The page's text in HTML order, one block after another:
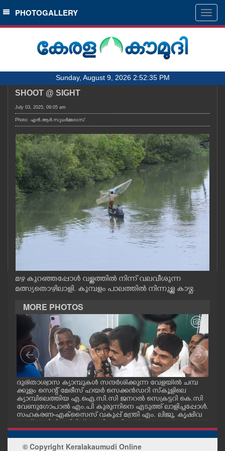
SECTIONS
HOME
NOTIFIED NEWS
KERALA
LOCAL
OBITUARY
NEWS 360
CASE DIARY
OPINION
PHOTOS
LIFESTYLE
SPIRITUAL
INFO+
ART
PHOTOGALLERY
Sunday, August 9, 2026 2:52:35 PM
SHOOT @ SIGHT
July 03, 2025, 09:05 am
Photo: എൻ.ആർ.സുധർമ്മദാസ്
മഴ കുറഞ്ഞപ്പോൾ വള്ളത്തിൽ നിന്ന് വലവീശുന്ന
മത്സ്യതൊഴിലാളി. കുമ്പളം പാലത്തിൽ നിന്നുള്ള കാഴ്ച.
MORE PHOTOS
ദുരിതാശ്വാസ ക്യാമ്പുകൾ സന്ദർശിക്കുന്ന വേളയിൽ ചമ്പ
ക്കുളം സെന്റ് മേരീസ് ഹയർ സെക്കൻഡറി സ്കൂളിലെ
ക്യാമ്പിലെത്തിയ എ.ഐ.സി.സി ജനറൽ സെക്രട്ടറി കെ.സി
വേണുഗോപാൽ എം.പി കുരുന്നിനെ എടുത്ത് ലാളിച്ചപ്പോൾ.
സഹകരണ-എക്സൈസ് വകുപ്പ് മന്ത്രി എം. ലിജു, കൃഷിവ
ന്നിവർ സമീപം
© Copyright Keralakaumudi Online